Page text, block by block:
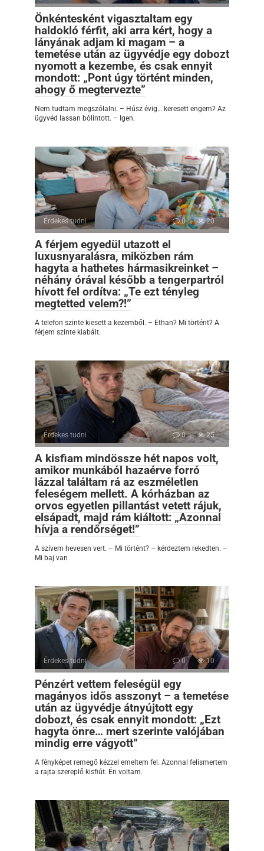
Önkéntesként vigasztaltam egy
haldokló férfit, aki arra kért, hogy a
lányának adjam ki magam – a
temetése után az ügyvédje egy dobozt
nyomott a kezembe, és csak ennyit
mondott: „Pont úgy történt minden,
ahogy ő megtervezte”
Nem tudtam megszólalni. – Húsz évig… keresett engem? Az
ügyvéd lassan bólintott. – Igen.
Érdekes tudni 0 20
A férjem egyedül utazott el
luxusnyaralásra, miközben rám
hagyta a hathetes hármasikreinket –
néhány órával később a tengerpartról
hívott fel ordítva: „Te ezt tényleg
megtetted velem?!”
A telefon szinte kiesett a kezemből. – Ethan? Mi történt? A
férjem szinte kiabált.
Érdekes tudni 0 25
A kisfiam mindössze hét napos volt,
amikor munkából hazaérve forró
lázzal találtam rá az eszméletlen
feleségem mellett. A kórházban az
orvos egyetlen pillantást vetett rájuk,
elsápadt, majd rám kiáltott: „Azonnal
hívja a rendőrséget!”
A szívem hevesen vert. – Mi történt? – kérdeztem rekedten. –
Mi baj van
Érdekes tudni 0 10
Pénzért vettem feleségül egy
magányos idős asszonyt – a temetése
után az ügyvédje átnyújtott egy
dobozt, és csak ennyit mondott: „Ezt
hagyta önre… mert szerinte valójában
mindig erre vágyott”
A fényképet remegő kézzel emeltem fel. Azonnal felismertem
a rajta szereplő kisfiút. Én voltam.